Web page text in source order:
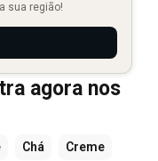
sua região!
agora nos
Chá Creme